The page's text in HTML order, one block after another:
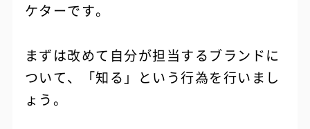
ケターです。
まずは改めて自分が担当するブランドに
ついて、「知る」という行為を行いまし
ょう。